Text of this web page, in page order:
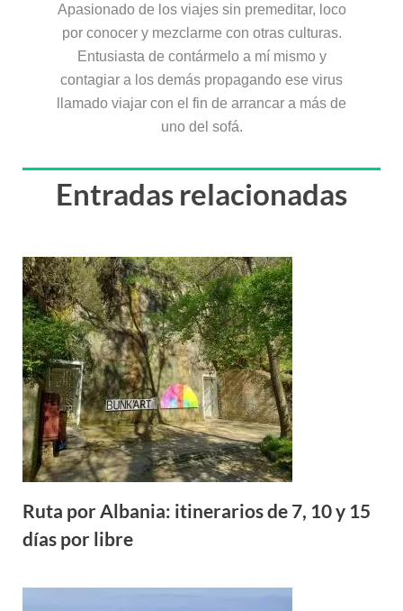
Apasionado de los viajes sin premeditar, loco
por conocer y mezclarme con otras culturas.
Entusiasta de contármelo a mí mismo y
contagiar a los demás propagando ese virus
llamado viajar con el fin de arrancar a más de
uno del sofá.
Entradas relacionadas
Ruta por Albania: itinerarios de 7, 10 y 15
días por libre